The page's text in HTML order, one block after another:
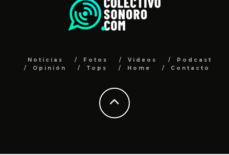
Noticias Fotos Videos
Podcast
Opinión
Tops Home Contacto